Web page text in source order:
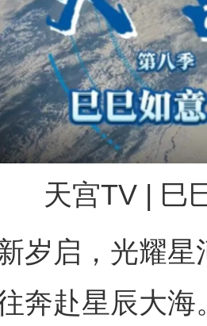
天宫TV | 巳
启，光耀星
奔赴星辰大